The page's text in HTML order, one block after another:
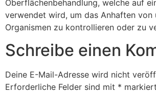
Oberflächenbehandlung, welche auf
verwendet wird, um das Anhaften von
Organismen zu kontrollieren oder zu
Schreibe einen
Deine E-Mail-Adresse wird nicht
Erforderliche Felder sind mit * markiert